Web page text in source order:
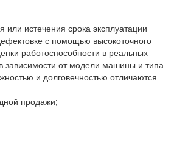
истечения срока эксплуатации
с помощью высокоточного
работоспособности в реальных
зависимости от модели машины и типа
и долговечностью отличаются
продажи;